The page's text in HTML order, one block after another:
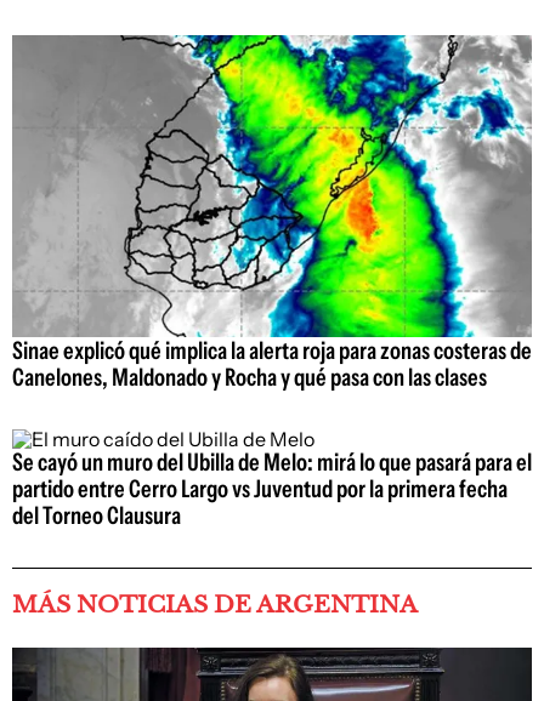
Sinae explicó qué implica la alerta roja para zonas costeras de
Canelones, Maldonado y Rocha y qué pasa con las clases
Se cayó un muro del Ubilla de Melo: mirá lo que pasará para el
partido entre Cerro Largo vs Juventud por la primera fecha
del Torneo Clausura
MÁS NOTICIAS DE ARGENTINA